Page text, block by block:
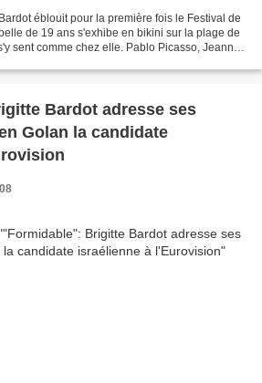
éblouit pour la première fois le Festival de
de 19 ans s'exhibe en bikini sur la plage de
sent comme chez elle. Pablo Picasso, Jeanne
Bardot adresse ses
Golan la candidate